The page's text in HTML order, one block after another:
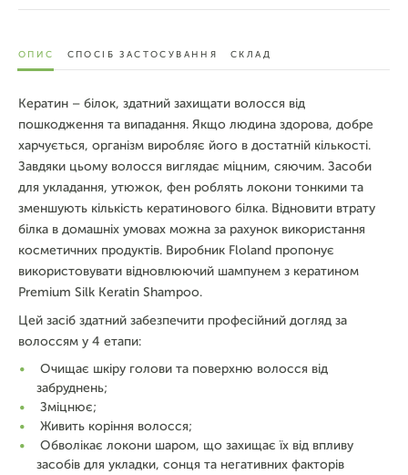
ОПИС СПОСІБ ЗАСТОСУВАННЯ СКЛАД
Кератин – білок, здатний захищати волосся від
пошкодження та випадання. Якщо людина здорова, добре
харчується, організм виробляє його в достатній кількості.
Завдяки цьому волосся виглядає міцним, сяючим. Засоби
для укладання, утюжок, фен роблять локони тонкими та
зменшують кількість кератинового білка. Відновити втрату
білка в домашніх умовах можна за рахунок використання
косметичних продуктів. Виробник Floland пропонує
використовувати відновлюючий шампунем з кератином
Premium Silk Keratin Shampoo.
Цей засіб здатний забезпечити професійний догляд за
волоссям у 4 етапи:
Очищає шкіру голови та поверхню волосся від
забруднень;
Зміцнює;
Живить коріння волосся;
Обволікає локони шаром, що захищає їх від впливу
засобів для укладки, сонця та негативних факторів